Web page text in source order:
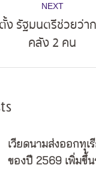
NEXT
post:
ง รัฐมนตรีช่วยว่า
คลัง 2 คน
เวียดนามส่งออกทุเ
ของปี 2569 เพิ่มขึ้